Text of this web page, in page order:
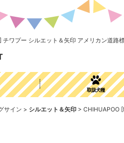
ワプー シルエット＆矢印 アメリカン道路
取扱犬種
サイン > シルエット＆矢印 > CHIHUAPOO